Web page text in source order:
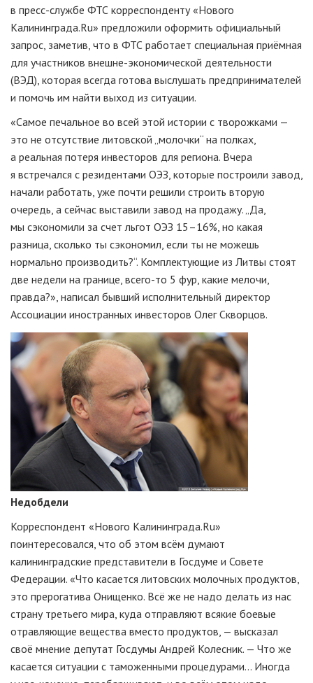
в пресс-службе ФТС корреспонденту «Нового
Калининграда.Ru» предложили оформить официальный
запрос, заметив, что в ФТС работает специальная приёмная
для участников внешне-экономической деятельности
(ВЭД), которая всегда готова выслушать предпринимателей
и помочь им найти выход из ситуации.
«Самое печальное во всей этой истории с творожками —
это не отсутствие литовской „молочки“ на полках,
а реальная потеря инвесторов для региона. Вчера
я встречался с резидентами ОЭЗ, которые построили завод,
начали работать, уже почти решили строить вторую
очередь, а сейчас выставили завод на продажу. „Да,
мы сэкономили за счет льгот ОЭЗ 15–16%, но какая
разница, сколько ты сэкономил, если ты не можешь
нормально производить?“. Комплектующие из Литвы стоят
две недели на границе, всего-то 5 фур, какие мелочи,
правда?», написал бывший исполнительный директор
Ассоциации иностранных инвесторов Олег Скворцов.
Недобдели
Корреспондент «Нового Калининграда.Ru»
поинтересовался, что об этом всём думают
калининградские представители в Госдуме и Совете
Федерации. «Что касается литовских молочных продуктов,
это прерогатива Онищенко. Всё же не надо делать из нас
страну третьего мира, куда отправляют всякие боевые
отравляющие вещества вместо продуктов, — высказал
своё мнение депутат Госдумы Андрей Колесник. — Что же
касается ситуации с таможенными процедурами… Иногда